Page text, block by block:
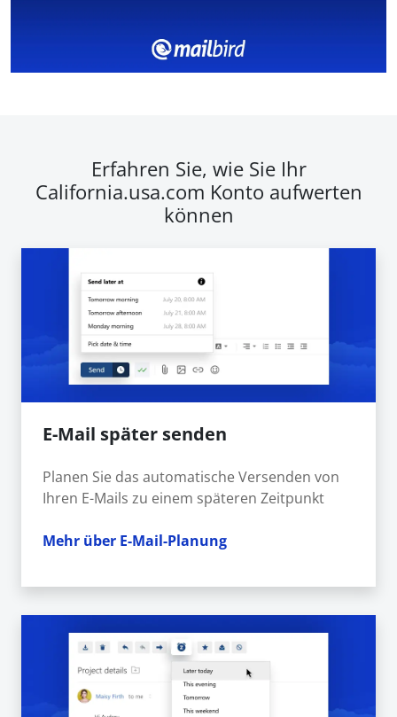
Erfahren Sie, wie Sie Ihr
California.usa.com Konto aufwerten
können
E-Mail später senden
Planen Sie das automatische Versenden von
Ihren E-Mails zu einem späteren Zeitpunkt
Mehr über E-Mail-Planung